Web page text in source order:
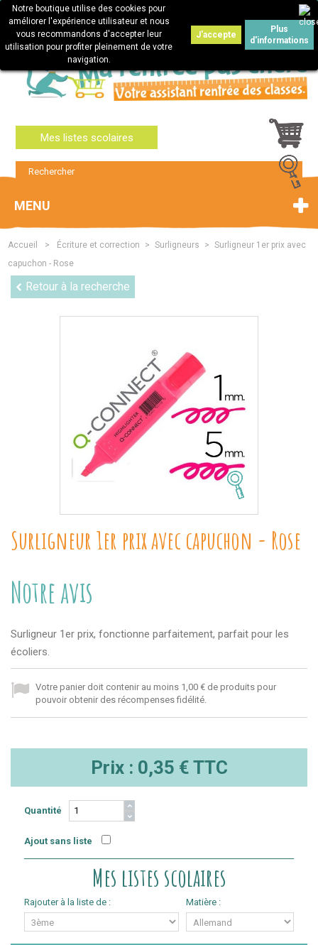
Connexion
Mes listes scolaires
Notre boutique utilise des cookies pour
améliorer l'expérience utilisateur et nous
vous recommandons d'accepter leur
utilisation pour profiter pleinement de votre
navigation.
J'accepte
Plus
d'informations
MENU
Accueil > Écriture et correction > Surligneurs > Surligneur 1er prix avec
capuchon - Rose
Retour à la recherche
Surligneur 1er prix avec capuchon - Rose
Notre avis
Surligneur 1er prix, fonctionne parfaitement, parfait pour les
écoliers.
Votre panier doit contenir au moins 1,00 € de produits pour
pouvoir obtenir des récompenses fidélité.
Prix : 0,35 € TTC
Quantité
Ajout sans liste
Mes listes scolaires
Rajouter à la liste de : Matière :